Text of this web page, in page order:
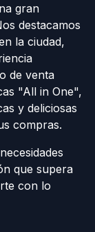
gran
destacamos
la ciudad,
de venta
"All in One",
y deliciosas
compras.
que supera
con lo